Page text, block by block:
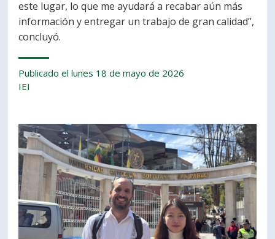
este lugar, lo que me ayudará a recabar aún más
información y entregar un trabajo de gran calidad”,
concluyó.
Publicado el lunes 18 de mayo de 2026
IEI